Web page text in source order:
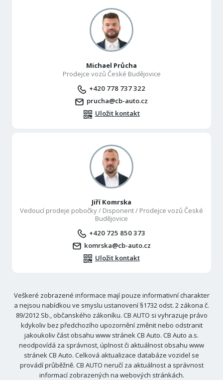
Michael Průcha
Prodejce vozů České Budějovice
+420 778 737 322
prucha@cb-auto.cz
Uložit kontakt
Jiří Komrska
Vedoucí prodeje pobočky / Disponent / Prodejce vozů České
Budějovice
+420 725 850 373
komrska@cb-auto.cz
Uložit kontakt
Veškeré zobrazené informace mají pouze informativní charakter
a nejsou nabídkou ve smyslu ustanovení §1732 odst. 2 zákona č.
89/2012 Sb., občanského zákoníku. CB AUTO si vyhrazuje právo
kdykoliv bez předchozího upozornění změnit nebo odstranit
jakoukoliv část obsahu www stránek CB Auto. CB Auto a.s.
neodpovídá za správnost, úplnost či aktuálnost obsahu www
stránek CB Auto. Celková aktualizace databáze vozidel se
provádí průběžně. CB AUTO neručí za aktuálnost a správnost
informací zobrazených na webových stránkách.